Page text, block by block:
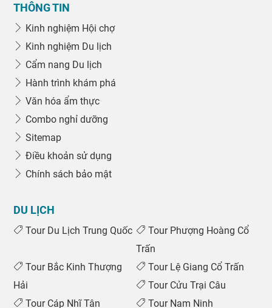
THÔNG TIN
Kinh nghiệm Hội chợ
Kinh nghiệm Du lịch
Cẩm nang Du lịch
Hành trình khám phá
Văn hóa ẩm thực
Combo nghỉ dưỡng
Sitemap
Điều khoản sử dụng
Chính sách bảo mật
DU LỊCH
Tour Du Lịch Trung Quốc
Tour Phượng Hoàng Cổ
Trấn
Tour Bắc Kinh Thượng
Hải
Tour Lệ Giang Cổ Trấn
Tour Cửu Trại Câu
Tour Cáp Nhĩ Tân
Tour Nam Ninh